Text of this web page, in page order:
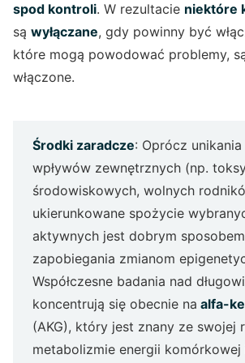
spod kontroli. W rezultacie niektóre
są wyłączane, gdy powinny być
które mogą powodować problemy,
włączone.
Środki zaradcze: Oprócz
wpływów zewnętrznych (np.
środowiskowych, wolnych
ukierunkowane spożycie
aktywnych jest dobrym sposobem
zapobiegania zmianom
Współczesne badania nad
koncentrują się obecnie na alfa-
(AKG), który jest znany ze swojej
metabolizmie energii